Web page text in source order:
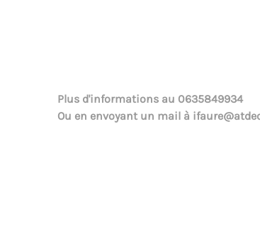
Plus d'informations au 0635849934
Ou en envoyant un mail à